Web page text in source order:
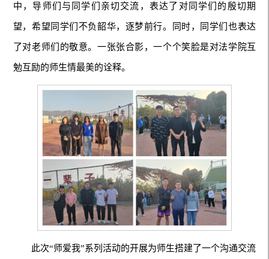
中，导师们与同学们亲切交流，表达了对同学们的殷切期
望，希望同学们不负韶华，逐梦前行。同时，同学们也表达
了对老师们的敬意。一张张合影，一个个笑脸是对法学院互
勉互励的师生情最美的诠释。
此次“师爱我”系列活动的开展为师生搭建了一个沟通交流